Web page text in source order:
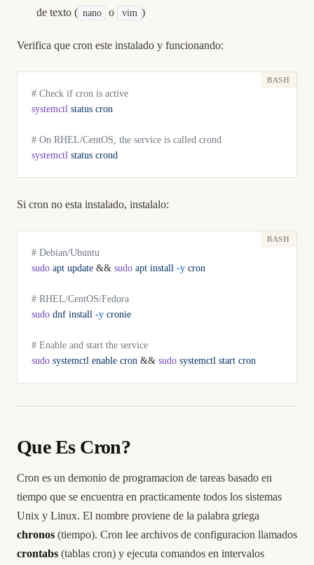
de texto ( nano o vim )
Verifica que cron este instalado y funcionando:
# Check if cron is active
systemctl status cron
# On RHEL/CentOS, the service is called crond
systemctl status crond
Si cron no esta instalado, instalalo:
# Debian/Ubuntu
sudo apt update && sudo apt install -y cron
# RHEL/CentOS/Fedora
sudo dnf install -y cronie
# Enable and start the service
sudo systemctl enable cron && sudo systemctl start cron
Que Es Cron?
Cron es un demonio de programacion de tareas basado en
tiempo que se encuentra en practicamente todos los sistemas
Unix y Linux. El nombre proviene de la palabra griega
chronos (tiempo). Cron lee archivos de configuracion llamados
crontabs (tablas cron) y ejecuta comandos en intervalos